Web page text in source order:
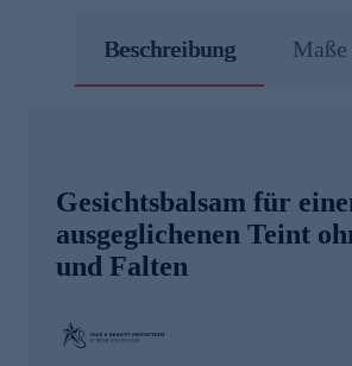
Beschreibung
Gesichtsbalsam für
ausgeglichenen Teint
und Falten